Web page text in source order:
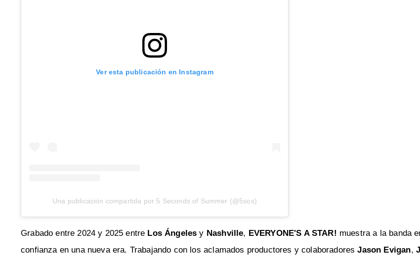
Ver esta publicación en Instagram
Una publicación compartida por 5 Seconds of Summer (@5sos)
Grabado entre 2024 y 2025 entre Los Ángeles y Nashville, EVERYONE'S A STAR! muestra a la banda
confianza en una nueva era. Trabajando con los aclamados productores y colaboradoresJason Evigan,